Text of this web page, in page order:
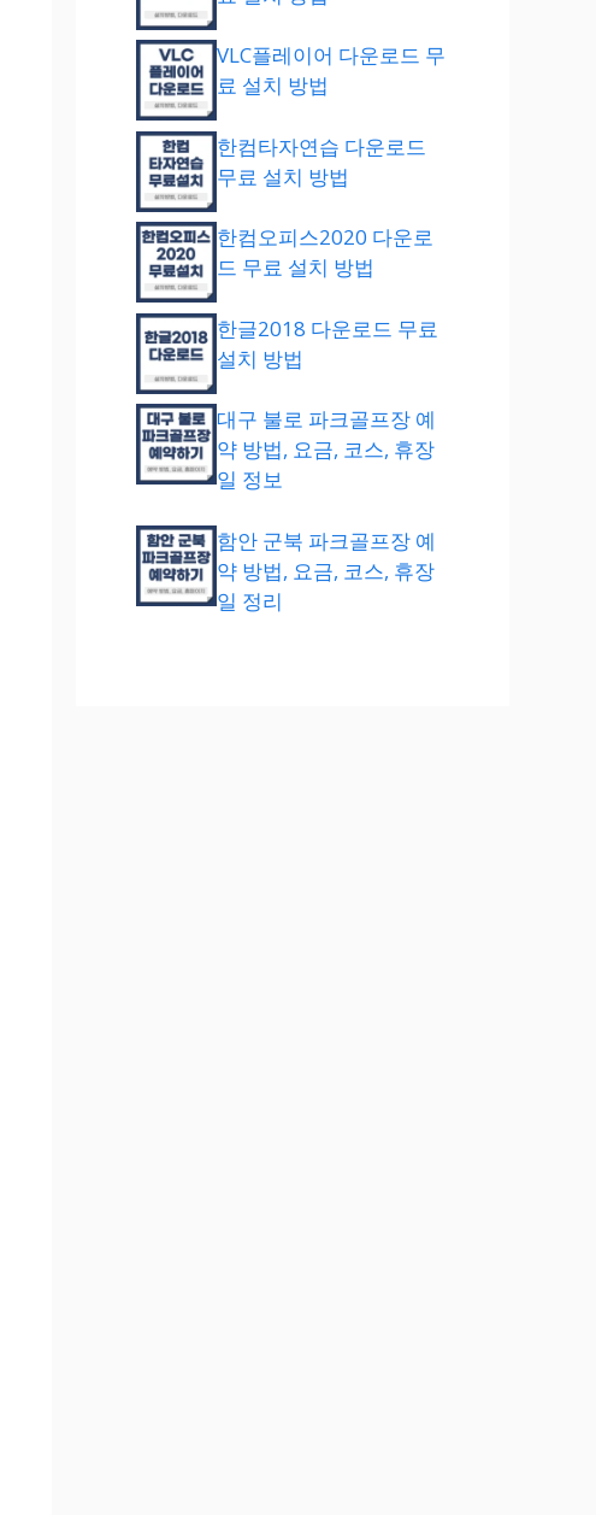
VLC플레이어 다운로드 무
료 설치 방법
한컴타자연습 다운로드
무료 설치 방법
한컴오피스2020 다운로
드 무료 설치 방법
한글2018 다운로드 무료
설치 방법
대구 불로 파크골프장 예
약 방법, 요금, 코스, 휴장
일 정보
함안 군북 파크골프장 예
약 방법, 요금, 코스, 휴장
일 정리